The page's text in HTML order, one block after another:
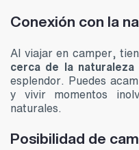
Conexión con la
Al viajar en camper,
cerca de la naturaleza
esplendor. Puedes
y vivir momentos
naturales.
Posibilidad de